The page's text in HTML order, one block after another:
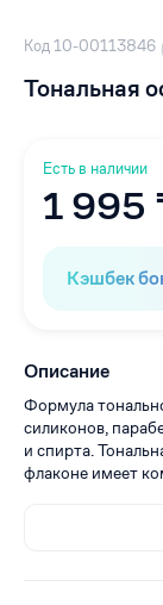
Код 10-00113846
Тональная
Есть в наличии
1 995
Кэшбек
Описание
Формула
силиконов,
и спирта.
флаконе имеет